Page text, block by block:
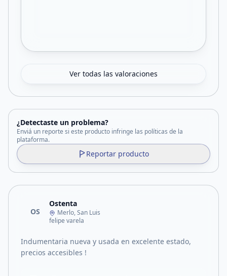
Ver todas las valoraciones
¿Detectaste un problema?
Enviá un reporte si este producto infringe las políticas de la
plataforma.
Reportar producto
OS
Ostenta
Merlo, San Luis
felipe varela
Indumentaria nueva y usada en excelente estado,
precios accesibles !